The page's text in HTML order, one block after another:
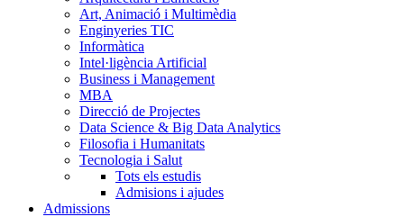
Art, Animació i Multimèdia
Enginyeries TIC
Informàtica
Intel·ligència Artificial
Business i Management
MBA
Direcció de Projectes
Data Science & Big Data Analytics
Filosofia i Humanitats
Tecnologia i Salut
Tots els estudis
Admisions i ajudes
Admissions